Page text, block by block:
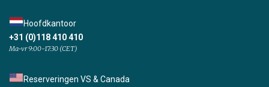
Hoofdkantoor
+31 (0)118 410 410
Ma-vr 9:00-17:30 (CET)
Reserveringen VS & Canada